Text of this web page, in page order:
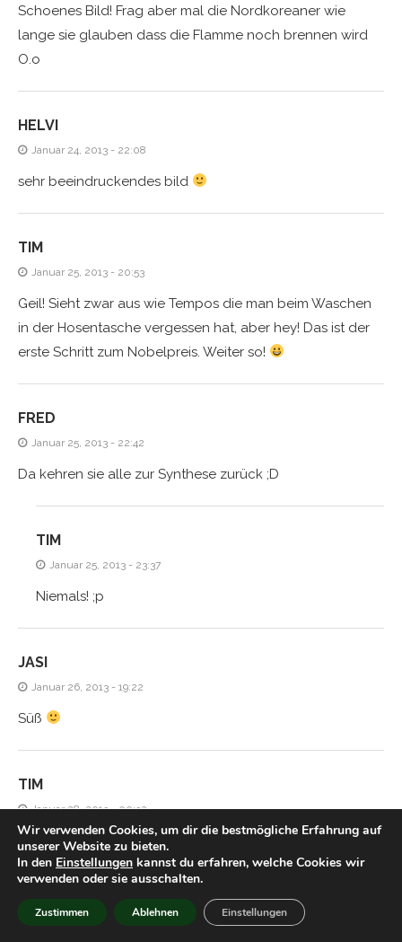
Schoenes Bild! Frag aber mal die Nordkoreaner wie
lange sie glauben dass die Flamme noch brennen wird
O.o
HELVI
Januar 24, 2013 - 22:08
sehr beeindruckendes bild
TIM
Januar 25, 2013 - 20:53
Geil! Sieht zwar aus wie Tempos die man beim Waschen
in der Hosentasche vergessen hat, aber hey! Das ist der
erste Schritt zum Nobelpreis. Weiter so!
FRED
Januar 25, 2013 - 22:42
Da kehren sie alle zur Synthese zurück ;D
TIM
Januar 25, 2013 - 23:37
Niemals! ;p
JASI
Januar 26, 2013 - 19:22
Süß
TIM
Januar 28, 2013 - 00:32
Hmm aber gegen ein gutes Licher kommt das doch nicht
an, oder?
HIACYNTA
Wir verwenden Cookies, um dir die bestmögliche Erfahrung auf
unserer Website zu bieten.
In den Einstellungen kannst du erfahren, welche Cookies wir
verwenden oder sie ausschalten.
Zustimmen Ablehnen Einstellungen